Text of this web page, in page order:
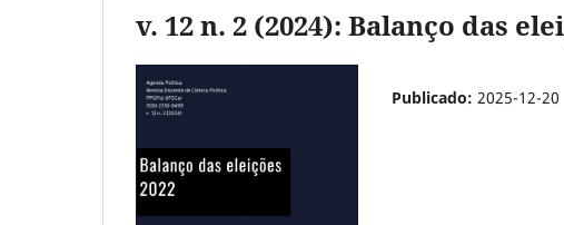
v. 12 n. 2 (2024): Balanço das
Publicado: 2025-12-20